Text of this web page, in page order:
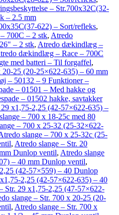
– Str.700x32C(32-
– 2.5 mm
622) – Sort/refleks,
700C – 2 stk, Atredo
– 2 stk, Atredo dækindlæg –
dækindlæg – Race – 700C
med batteri – Til forgaffel,
25 (20-25×622-635) – 60 mm
– 50132 – 9 Funktioner –
– 01501 – Med hakke og
– 01502 hakke, savtakker
x1,75-2,25 (42-57×622-635) –
– 700 x 18-25c med 80
– 700 x 25-32 (25-32×622-
slange – 700 x 25-32c (25-
, Atredo slange – Str. 20
Dunlop ventil, Atredo slange
– 40 mm Dunlop ventil,
(42-57×559) – 40 Dunlop
2,25 (42-57×622-635) – 40
Str. 29 x1,75-2,25 (47-57×622-
slange – Str. 700 x 20-25 (20-
, Atredo slange – Str. 700 x